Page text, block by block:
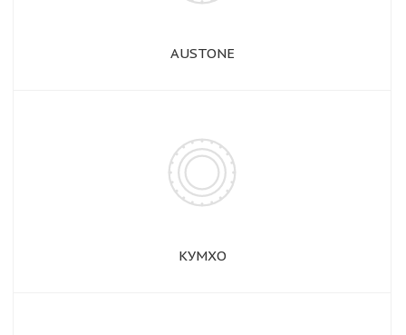
AUSTONE
КУМХО